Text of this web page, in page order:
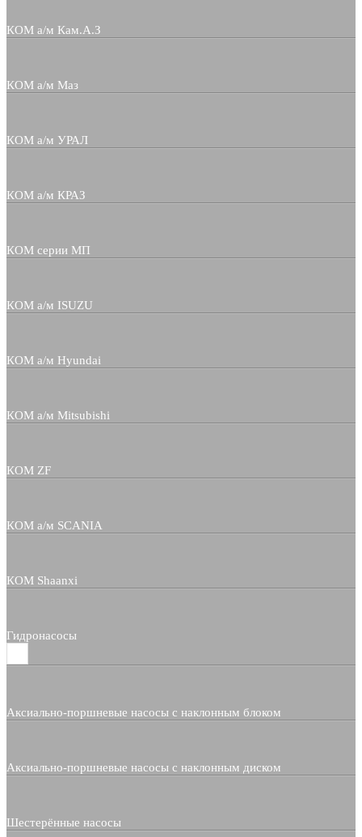
КОМ а/м Кам.А.З
КОМ а/м Маз
КОМ а/м УРАЛ
КОМ а/м КРАЗ
КОМ серии МП
КОМ а/м ISUZU
КОМ а/м Hyundai
КОМ а/м Mitsubishi
КОМ ZF
КОМ а/м SCANIA
КОМ Shaanxi
Гидронасосы
Аксиально-поршневые насосы с наклонным блоком
Аксиально-поршневые насосы с наклонным диском
Шестерённые насосы